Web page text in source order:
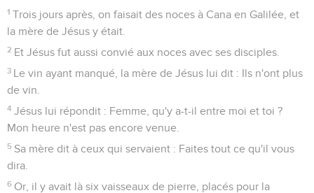
1 Trois jours après, on faisait des noces à Cana en Galilée, et
la mère de Jésus y était.
2 Et Jésus fut aussi convié aux noces avec ses disciples.
3 Le vin ayant manqué, la mère de Jésus lui dit : Ils n'ont plus
de vin.
4 Jésus lui répondit : Femme, qu'y a-t-il entre moi et toi ?
Mon heure n'est pas encore venue.
5 Sa mère dit à ceux qui servaient : Faites tout ce qu'il vous
dira.
6 Or, il y avait là six vaisseaux de pierre, placés pour la